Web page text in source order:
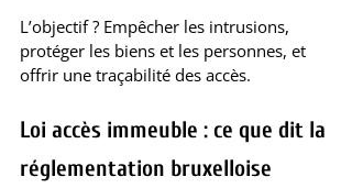
L’objectif ? Empêcher les intrusions,
protéger les biens et les personnes, et
offrir une traçabilité des accès.
Loi accès immeuble : ce que dit la
réglementation bruxelloise